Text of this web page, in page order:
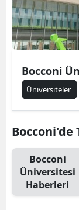
Bocconi
Üniversiteler
Bocconi
Üniversitesi
Haberleri